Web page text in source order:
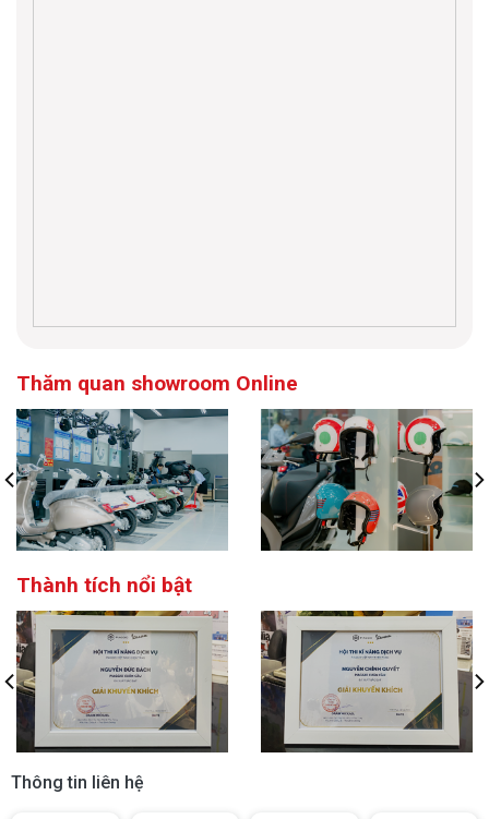
Thăm quan showroom Online
Thành tích nổi bật
Thông tin liên hệ